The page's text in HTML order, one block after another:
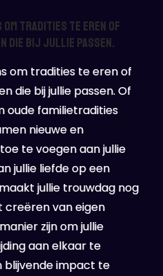
om tradities te eren of
die bij jullie passen.
om tradities te eren of
die bij jullie passen. Of
oude familietradities
nieuwe en
te voegen aan jullie
jullie liefde op een
jullie trouwdag nog
creëren van eigen
zijn om jullie
aan elkaar te
blijvende impact te